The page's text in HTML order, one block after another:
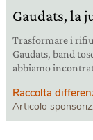
Gaudats, la
Trasformare i
Gaudats, band
abbiamo
Raccolta
Articolo